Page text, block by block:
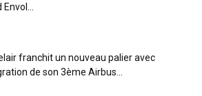
franchit un nouveau palier avec
de son 3ème Airbus...